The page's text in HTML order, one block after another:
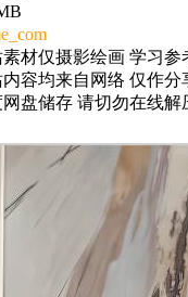
素材仅摄影绘画 学习参
内容均来自网络 仅作分
网盘储存 请切勿在线解